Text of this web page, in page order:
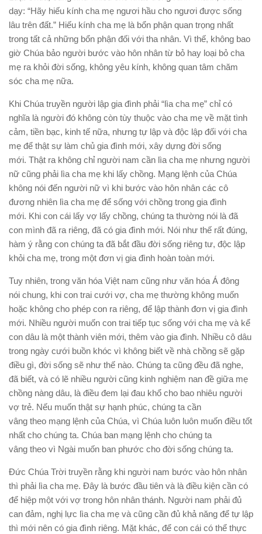
dạy: “Hãy hiếu kính cha mẹ ngươi hầu cho ngươi được sống
lâu trên đất.” Hiếu kính cha mẹ là bổn phận quan trọng nhất
trong tất cả những bổn phận đối với tha nhân. Vì thế, không bao
giờ Chúa bảo người bước vào hôn nhân từ bỏ hay loại bỏ cha
mẹ ra khỏi đời sống, không yêu kính, không quan tâm chăm
sóc cha mẹ nữa.
Khi Chúa truyền người lập gia đình phải “lìa cha mẹ” chỉ có
nghĩa là người đó không còn tùy thuộc vào cha mẹ về mặt tình
cảm, tiền bạc, kinh tế nữa, nhưng tự lập và độc lập đối với cha
mẹ để thật sự làm chủ gia đình mới, xây dựng đời sống
mới. Thật ra không chỉ người nam cần lìa cha mẹ nhưng người
nữ cũng phải lìa cha mẹ khi lấy chồng. Mạng lệnh của Chúa
không nói đến người nữ vì khi bước vào hôn nhân các cô
đương nhiên lìa cha mẹ để sống với chồng trong gia đình
mới. Khi con cái lấy vợ lấy chồng, chúng ta thường nói là đã
con mình đã ra riêng, đã có gia đình mới. Nói như thế rất đúng,
hàm ý rằng con chúng ta đã bắt đầu đời sống riêng tư, độc lập
khỏi cha mẹ, trong một đơn vị gia đình hoàn toàn mới.
Tuy nhiên, trong văn hóa Việt nam cũng như văn hóa Á đông
nói chung, khi con trai cưới vợ, cha mẹ thường không muốn
hoặc không cho phép con ra riêng, để lập thành đơn vị gia đình
mới. Nhiều người muốn con trai tiếp tục sống với cha mẹ và kể
con dâu là một thành viên mới, thêm vào gia đình. Nhiều cô dâu
trong ngày cưới buồn khóc vì không biết về nhà chồng sẽ gặp
điều gì, đời sống sẽ như thế nào. Chúng ta cũng đều đã nghe,
đã biết, và có lẽ nhiều người cũng kinh nghiệm nan đề giữa mẹ
chồng nàng dâu, là điều đem lại đau khổ cho bao nhiêu người
vợ trẻ. Nếu muốn thật sự hạnh phúc, chúng ta cần
vâng theo mạng lệnh của Chúa, vì Chúa luôn luôn muốn điều tốt
nhất cho chúng ta. Chúa ban mạng lệnh cho chúng ta
vâng theo vì Ngài muốn ban phước cho đời sống chúng ta.
Đức Chúa Trời truyền rằng khi người nam bước vào hôn nhân
thì phải lìa cha mẹ. Đây là bước đầu tiên và là điều kiện cần có
để hiệp một với vợ trong hôn nhân thánh. Người nam phải đủ
can đảm, nghị lực lìa cha mẹ và cũng cần đủ khả năng để tự lập
thì mới nên có gia đình riêng. Mặt khác, để con cái có thể thực